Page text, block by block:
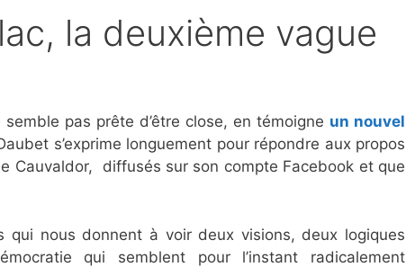
la deuxième vague
pas prête d’être close, en témoigne un nouvel
s’exprime longuement pour répondre aux propos
Cauvaldor, diffusés sur son compte Facebook et que
nous donnent à voir deux visions, deux logiques
qui semblent pour l’instant radicalement